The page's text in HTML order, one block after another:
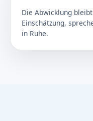
Die Abwicklung
Einschätzung,
in Ruhe.